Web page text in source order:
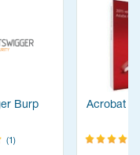
Burp
(1)
Acrobat